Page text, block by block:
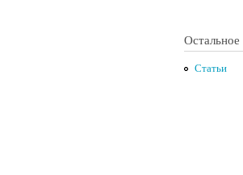
Остальное
Статьи